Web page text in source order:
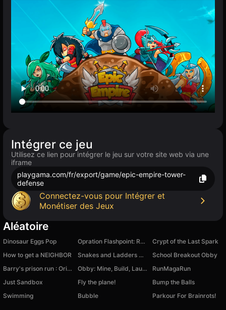
Intégrer ce jeu
Utilisez ce lien pour intégrer le jeu sur votre site web via une
iframe
playgama.com/fr/export/game/epic-empire-tower-
defense
Connectez-vous pour Intégrer et
Monétiser des Jeux
Aléatoire
Dinosaur Eggs Pop Opration Flashpoint: Red - Blue war
Crypt of the Last Spark
How to get a NEIGHBOR
Snakes and Ladders Multiplayer
School Breakout Obby
Barry's prison run : Original Map
Obby: Mine, Build, Launch
RunMagaRun
Just Sandbox
Fly the plane!
Bump the Balls
Swimming
Bubble Parkour For Brainrots!